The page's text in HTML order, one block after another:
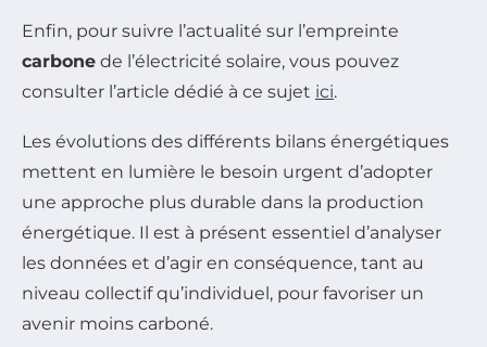
Enfin, pour suivre l’actualité sur l’empreinte
carbone de l’électricité solaire, vous pouvez
consulter l’article dédié à ce sujet ici.
Les évolutions des différents bilans énergétiques
mettent en lumière le besoin urgent d’adopter
une approche plus durable dans la production
énergétique. Il est à présent essentiel d’analyser
les données et d’agir en conséquence, tant au
niveau collectif qu’individuel, pour favoriser un
avenir moins carboné.